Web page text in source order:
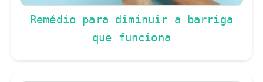
Remédio para diminuir a barriga
que funciona